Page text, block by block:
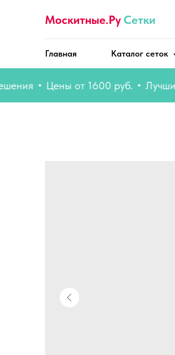
Москитные.Ру Сетки
Главная Каталог сеток
Цены от 1600 руб. Лучшие